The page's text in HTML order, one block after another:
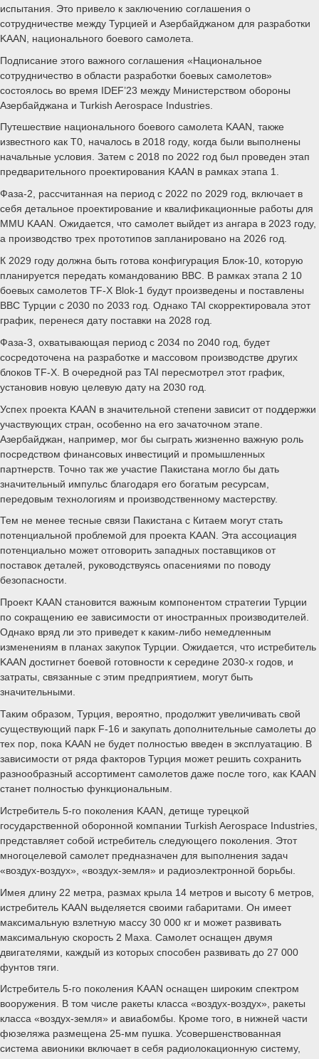
испытания. Это привело к заключению соглашения о
сотрудничестве между Турцией и Азербайджаном для разработки
KAAN, национального боевого самолета.
Подписание этого важного соглашения «Национальное
сотрудничество в области разработки боевых самолетов»
состоялось во время IDEF’23 между Министерством обороны
Азербайджана и Turkish Aerospace Industries.
Путешествие национального боевого самолета KAAN, также
известного как T0, началось в 2018 году, когда были выполнены
начальные условия. Затем с 2018 по 2022 год был проведен этап
предварительного проектирования KAAN в рамках этапа 1.
Фаза-2, рассчитанная на период с 2022 по 2029 год, включает в
себя детальное проектирование и квалификационные работы для
MMU KAAN. Ожидается, что самолет выйдет из ангара в 2023 году,
а производство трех прототипов запланировано на 2026 год.
К 2029 году должна быть готова конфигурация Блок-10, которую
планируется передать командованию ВВС. В рамках этапа 2 10
боевых самолетов TF-X Blok-1 будут произведены и поставлены
ВВС Турции с 2030 по 2033 год. Однако TAI скорректировала этот
график, перенеся дату поставки на 2028 год.
Фаза-3, охватывающая период с 2034 по 2040 год, будет
сосредоточена на разработке и массовом производстве других
блоков TF-X. В очередной раз TAI пересмотрел этот график,
установив новую целевую дату на 2030 год.
Успех проекта KAAN в значительной степени зависит от поддержки
участвующих стран, особенно на его зачаточном этапе.
Азербайджан, например, мог бы сыграть жизненно важную роль
посредством финансовых инвестиций и промышленных
партнерств. Точно так же участие Пакистана могло бы дать
значительный импульс благодаря его богатым ресурсам,
передовым технологиям и производственному мастерству.
Тем не менее тесные связи Пакистана с Китаем могут стать
потенциальной проблемой для проекта KAAN. Эта ассоциация
потенциально может отговорить западных поставщиков от
поставок деталей, руководствуясь опасениями по поводу
безопасности.
Проект KAAN становится важным компонентом стратегии Турции
по сокращению ее зависимости от иностранных производителей.
Однако вряд ли это приведет к каким-либо немедленным
изменениям в планах закупок Турции. Ожидается, что истребитель
KAAN достигнет боевой готовности к середине 2030-х годов, и
затраты, связанные с этим предприятием, могут быть
значительными.
Таким образом, Турция, вероятно, продолжит увеличивать свой
существующий парк F-16 и закупать дополнительные самолеты до
тех пор, пока KAAN не будет полностью введен в эксплуатацию. В
зависимости от ряда факторов Турция может решить сохранить
разнообразный ассортимент самолетов даже после того, как KAAN
станет полностью функциональным.
Истребитель 5-го поколения KAAN, детище турецкой
государственной оборонной компании Turkish Aerospace Industries,
представляет собой истребитель следующего поколения. Этот
многоцелевой самолет предназначен для выполнения задач
«воздух-воздух», «воздух-земля» и радиоэлектронной борьбы.
Имея длину 22 метра, размах крыла 14 метров и высоту 6 метров,
истребитель KAAN выделяется своими габаритами. Он имеет
максимальную взлетную массу 30 000 кг и может развивать
максимальную скорость 2 Маха. Самолет оснащен двумя
двигателями, каждый из которых способен развивать до 27 000
фунтов тяги.
Истребитель 5-го поколения KAAN оснащен широким спектром
вооружения. В том числе ракеты класса «воздух-воздух», ракеты
класса «воздух-земля» и авиабомбы. Кроме того, в нижней части
фюзеляжа размещена 25-мм пушка. Усовершенствованная
система авионики включает в себя радиолокационную систему,